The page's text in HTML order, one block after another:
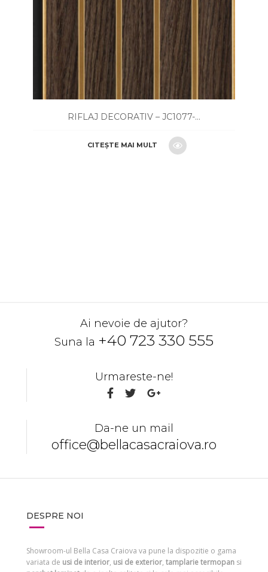
RIFLAJ DECORATIV – JC1077-...
CITEȘTE MAI MULT
Ai nevoie de ajutor?
Suna la +40 723 330 555
Urmareste-ne!
Da-ne un mail
office@bellacasacraiova.ro
DESPRE NOI
Showroom-ul Bella Casa Craiova va pune la dispozitie o gama
variata de usi de interior, usi de exterior, tamplarie termopansi